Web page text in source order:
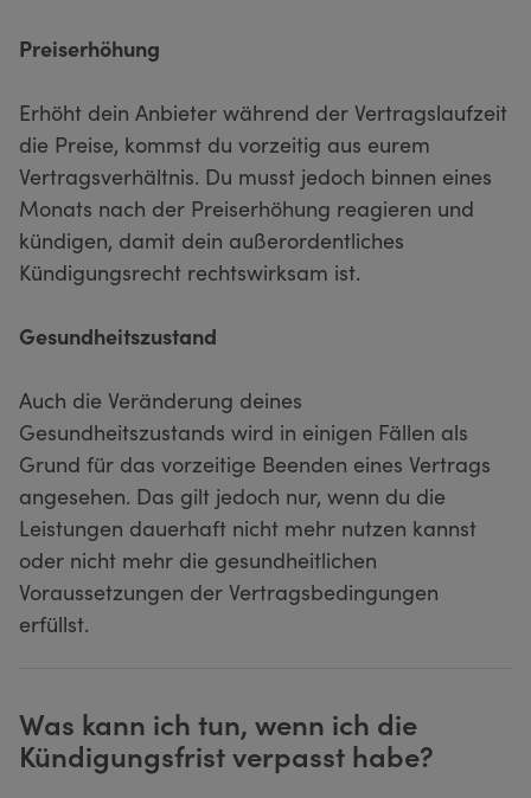
Preiserhöhung
Erhöht dein Anbieter während der Vertragslaufzeit
die Preise, kommst du vorzeitig aus eurem
Vertragsverhältnis. Du musst jedoch binnen eines
Monats nach der Preiserhöhung reagieren und
kündigen, damit dein außerordentliches
Kündigungsrecht rechtswirksam ist.
Gesundheitszustand
Auch die Veränderung deines
Gesundheitszustands wird in einigen Fällen als
Grund für das vorzeitige Beenden eines Vertrags
angesehen. Das gilt jedoch nur, wenn du die
Leistungen dauerhaft nicht mehr nutzen kannst
oder nicht mehr die gesundheitlichen
Voraussetzungen der Vertragsbedingungen
erfüllst.
Was kann ich tun, wenn ich die
Kündigungsfrist verpasst habe?